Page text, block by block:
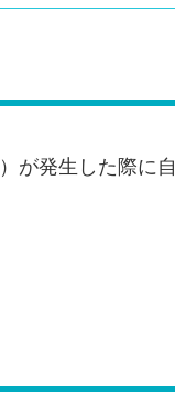
が発生した際に自